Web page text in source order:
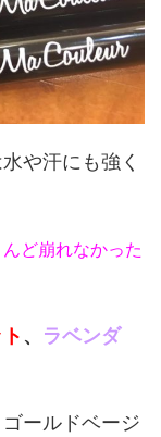
や汗にも強く
ど崩れなかった
、 ラベンダ
ールドベージ